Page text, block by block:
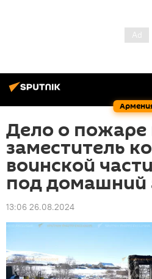
Дело о пожаре
заместитель
воинской
под домашний
13:06 26.08.2024